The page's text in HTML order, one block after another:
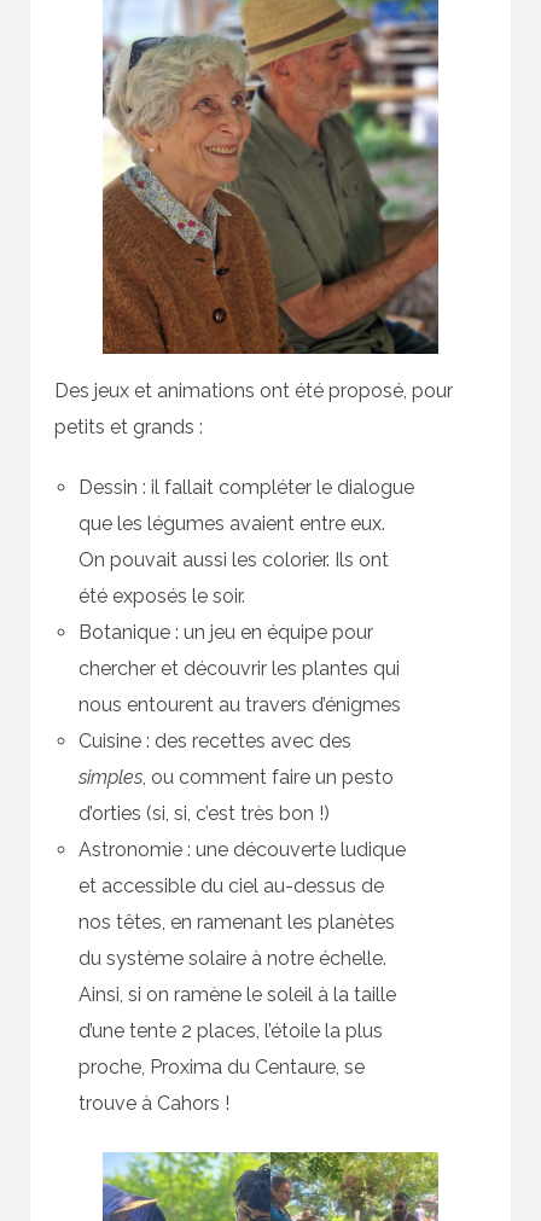
Des jeux et animations ont été proposé, pour
petits et grands :
Dessin : il fallait compléter le dialogue
que les légumes avaient entre eux.
On pouvait aussi les colorier. Ils ont
été exposés le soir.
Botanique : un jeu en équipe pour
chercher et découvrir les plantes qui
nous entourent au travers d’énigmes
Cuisine : des recettes avec des
simples, ou comment faire un pesto
d’orties (si, si, c’est très bon !)
Astronomie : une découverte ludique
et accessible du ciel au-dessus de
nos têtes, en ramenant les planètes
du système solaire à notre échelle.
Ainsi, si on ramène le soleil à la taille
d’une tente 2 places, l’étoile la plus
proche, Proxima du Centaure, se
trouve à Cahors !